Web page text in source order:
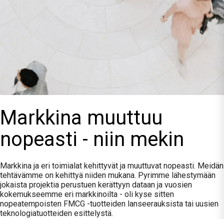
Markkina muuttuu
nopeasti - niin mekin
Markkina ja eri toimialat kehittyvät ja muuttuvat nopeasti. Meidän
tehtävämme on kehittyä niiden mukana. Pyrimme lähestymään
jokaista projektia perustuen kerättyyn dataan ja vuosien
kokemukseemme eri markkinoilta - oli kyse sitten
nopeatempoisten FMCG -tuotteiden lanseerauksista tai uusien
teknologiatuotteiden esittelystä.